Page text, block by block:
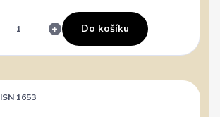
Do košíku
ISN 1653